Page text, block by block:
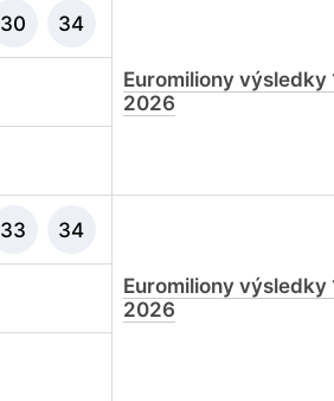
30 34
Euromiliony výsledky
2026
33 34
Euromiliony výsledky
2026